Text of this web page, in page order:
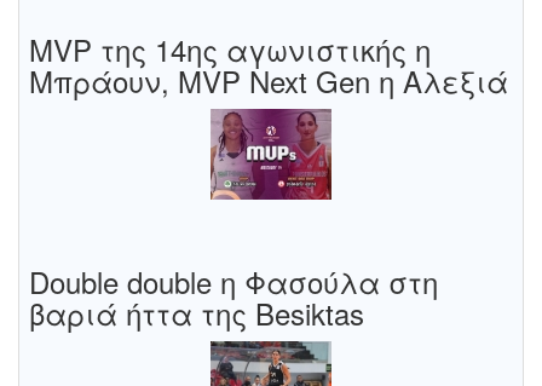
MVP της 14ης αγωνιστικής η
Μπράουν, MVP Next Gen η Αλεξιά
Double double η Φασούλα στη
βαριά ήττα της Besiktas